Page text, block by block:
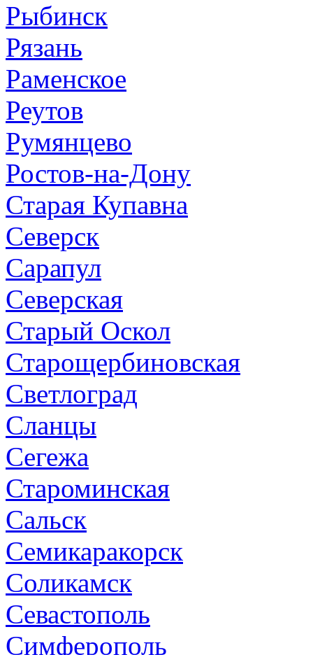
Рыбинск
Рязань
Раменское
Реутов
Румянцево
Ростов-на-Дону
Старая Купавна
Северск
Сарапул
Северская
Старый Оскол
Старощербиновская
Светлоград
Сланцы
Сегежа
Староминская
Сальск
Семикаракорск
Соликамск
Севастополь
Симферополь